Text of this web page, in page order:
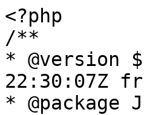
<?php
/**
* @version
22:30:07Z
* @package